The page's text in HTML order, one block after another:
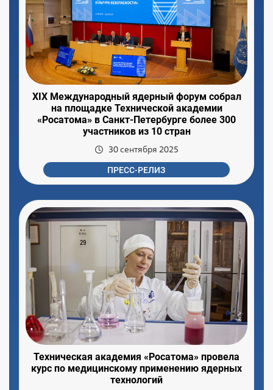
XIX Международный ядерный форум собрал
на площадке Технической академии
«Росатома» в Санкт-Петербурге более 300
участников из 10 стран
30 сентября 2025
ПРЕСС-РЕЛИЗ
Техническая академия «Росатома» провела
курс по медицинскому применению ядерных
технологий